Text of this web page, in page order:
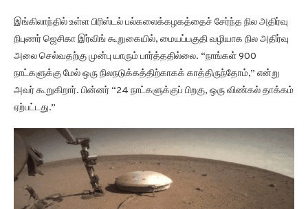
இங்கிலாந்தில் உள்ள பிரிஸ்டல் பல்கலைக்கழகத்தைச் சேர்ந்த நில அதிர்வு
நிபுணர் ஜெசிகா இர்விங் கூறுகையில், மையப்பகுதி வழியாக நில அதிர்வு
அலை செல்வதற்கு முன்பு யாரும் பார்த்ததில்லை. “நாங்கள் 900
நாட்களுக்கு மேல் ஒரு நிலநடுக்கத்திற்காகக் காத்திருந்தோம்,” என்று
அவர் கூறுகிறார். பின்னர் “24 நாட்களுக்குப் பிறகு, ஒரு விண்கல் தாக்கம்
ஏற்பட்டது.”